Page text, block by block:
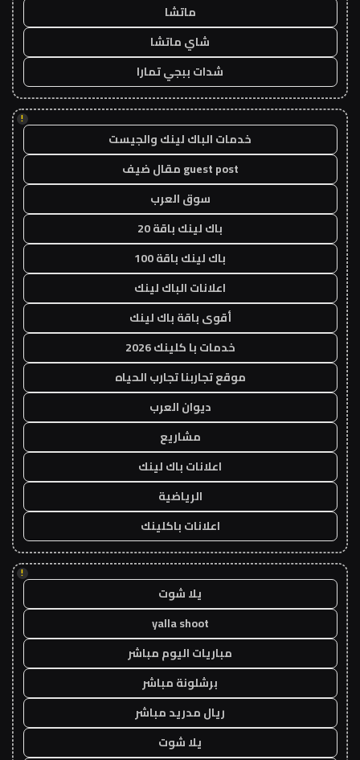
ماتشا
شاي ماتشا
شدات ببجي تمارا
!
خدمات الباك لينك والجيست
guest post مقال ضيف
سوق العرب
باك لينك باقة 20
باك لينك باقة 100
اعلانات الباك لينك
أقوى باقة باك لينك
خدمات با كلينك 2026
موقع تجاربنا تجارب الحياه
ديوان العرب
مشاريع
اعلانات باك لينك
الرياضية
اعلانات باكلينك
!
يلا شوت
yalla shoot
مباريات اليوم مباشر
برشلونة مباشر
ريال مدريد مباشر
يلا شوت